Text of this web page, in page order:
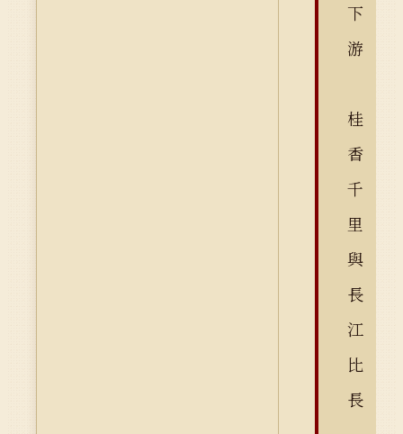
下
游
桂
香
千
里
與
長
江
比
長